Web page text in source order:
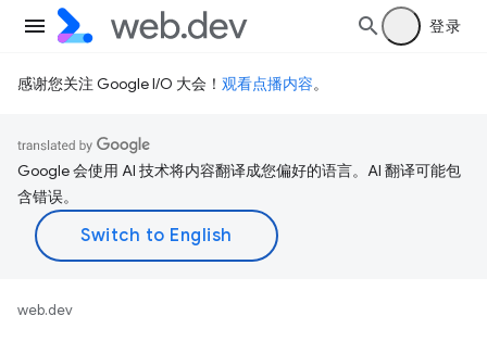
登录
感谢您关注 Google I/O 大会！ 观看点播内容。
Google 会使用 AI 技术将内容翻译成您偏好的语言。AI 翻译可能包
含错误。
web.dev